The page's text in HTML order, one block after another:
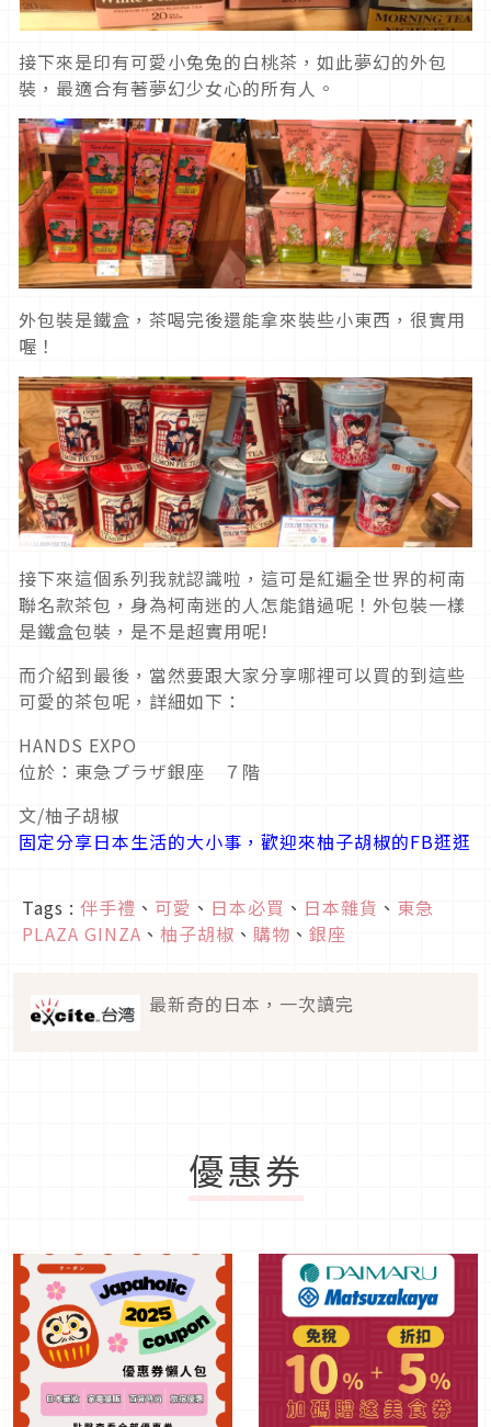
接下來是印有可愛小兔兔的白桃茶，如此夢幻的外包
裝，最適合有著夢幻少女心的所有人。
外包裝是鐵盒，茶喝完後還能拿來裝些小東西，很實用
喔！
接下來這個系列我就認識啦，這可是紅遍全世界的柯南
聯名款茶包，身為柯南迷的人怎能錯過呢！外包裝一樣
是鐵盒包裝，是不是超實用呢!
而介紹到最後，當然要跟大家分享哪裡可以買的到這些
可愛的茶包呢，詳細如下：
HANDS EXPO
位於：東急プラザ銀座 ７階
文/柚子胡椒
固定分享日本生活的大小事，歡迎來柚子胡椒的FB逛逛
Tags : 伴手禮 、 可愛 、 日本必買 、 日本雜貨 、 東急
PLAZA GINZA 、 柚子胡椒 、 購物 、 銀座
最新奇的日本，一次讀完
優惠券